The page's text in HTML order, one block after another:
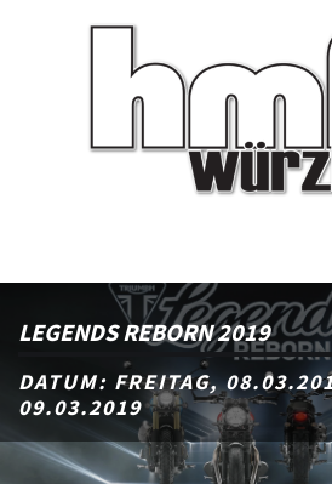
LEGENDS REBORN 2019
DATUM: FREITAG,
09.03.2019